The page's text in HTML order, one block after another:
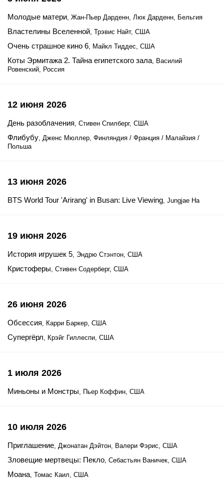
Молодые матери, Жан-Пьер Дарденн, Люк Дарденн, Бельгия
Властелины Вселенной, Трэвис Найт, США
Очень страшное кино 6, Майкл Тиддес, США
Коты Эрмитажа 2. Тайна египетского зала, Василий
Ровенский, Россия
12 июня 2026
День разоблачения, Стивен Спилберг, США
Флибубу, Дженс Мюллер, Финляндия / Франция / Малайзия /
Польша
13 июня 2026
BTS World Tour 'Arirang' in Busan: Live Viewing, Jungjae Ha
19 июня 2026
История игрушек 5, Эндрю Стэнтон, США
Кристоферы, Стивен Содерберг, США
26 июня 2026
Обсессия, Карри Баркер, США
Супергёрл, Крэйг Гиллеспи, США
1 июля 2026
Миньоны и Монстры, Пьер Коффин, США
10 июля 2026
Приглашение, Джонатан Дэйтон, Валери Фэрис, США
Зловещие мертвецы: Пекло, Себастьян Ваничек, США
Моана, Томас Каил, США